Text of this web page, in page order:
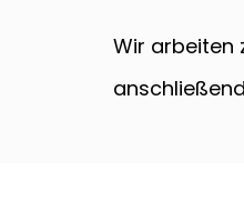
Wir arbeiten